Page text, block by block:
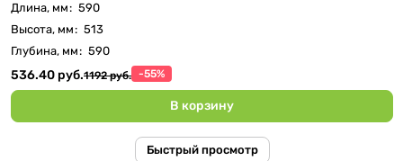
Длина, мм: 590
Высота, мм: 513
Глубина, мм: 590
536.40 руб.1192 руб. -55%
В корзину
Быстрый просмотр